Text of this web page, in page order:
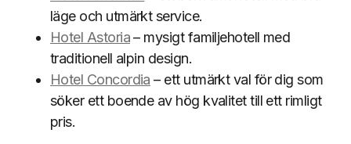
läge och utmärkt service.
Hotel Astoria– mysigt familjehotell med
traditionell alpin design.
Hotel Concordia – ett utmärkt val för dig som
söker ett boende av hög kvalitet till ett rimligt
pris.